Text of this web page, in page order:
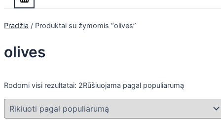
Pradžia / Produktai su žymomis “olives”
olives
Rodomi visi rezultatai: 2Rūšiuojama pagal populiarumą